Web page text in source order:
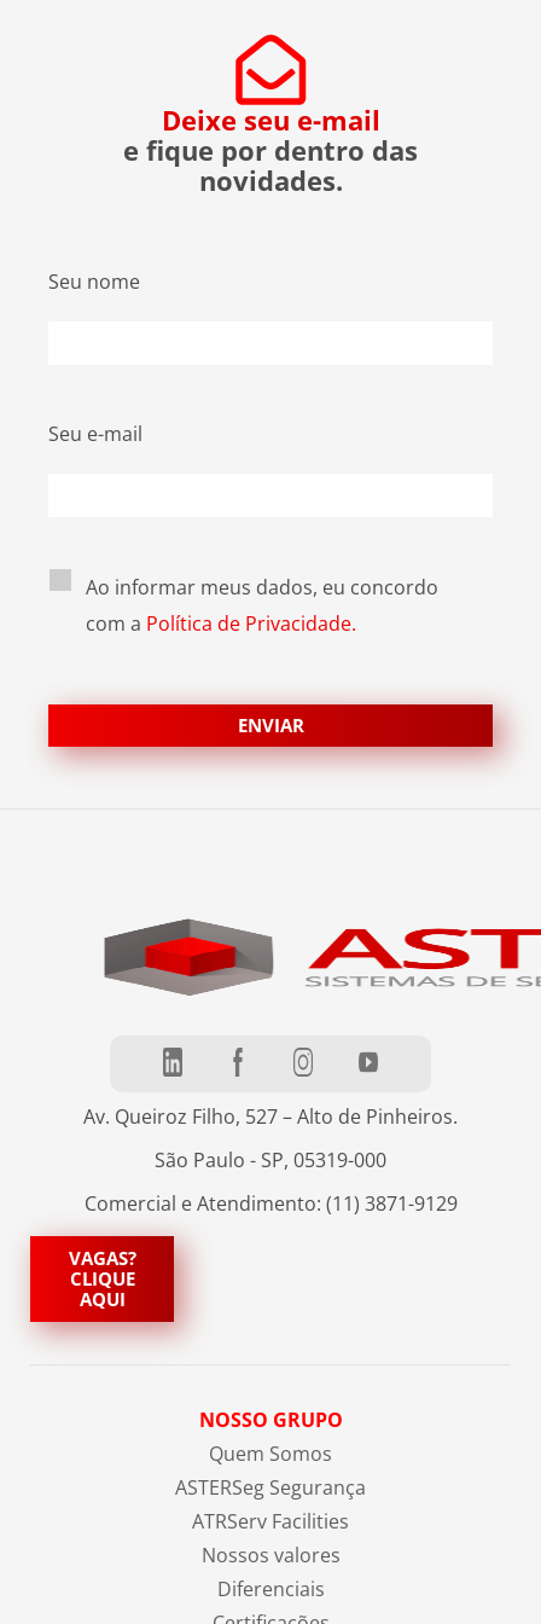
Deixe seu e-mail
e fique por dentro das
novidades.
Seu nome
Seu e-mail
Ao informar meus dados, eu concordo
com a Política de Privacidade.
Av. Queiroz Filho, 527 – Alto de Pinheiros.
São Paulo - SP, 05319-000
Comercial e Atendimento: (11) 3871-9129
VAGAS?
CLIQUE
AQUI
NOSSO GRUPO
Quem Somos
ASTERSeg Segurança
ATRServ Facilities
Nossos valores
Diferenciais